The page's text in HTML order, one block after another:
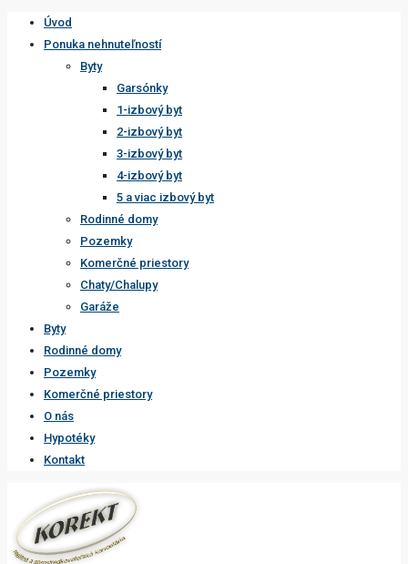
Úvod
Ponuka nehnuteľností
Byty
Garsónky
1-izbový byt
2-izbový byt
3-izbový byt
4-izbový byt
5 a viac izbový byt
Rodinné domy
Pozemky
Komerčné priestory
Chaty/Chalupy
Garáže
Byty
Rodinné domy
Pozemky
Komerčné priestory
O nás
Hypotéky
Kontakt